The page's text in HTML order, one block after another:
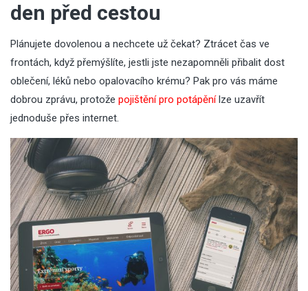
den před cestou
Plánujete dovolenou a nechcete už čekat? Ztrácet čas ve
frontách, když přemýšlíte, jestli jste nezapomněli přibalit dost
oblečení, léků nebo opalovacího krému? Pak pro vás máme
dobrou zprávu, protože pojištění pro potápěnílze uzavřít
jednoduše přes internet.